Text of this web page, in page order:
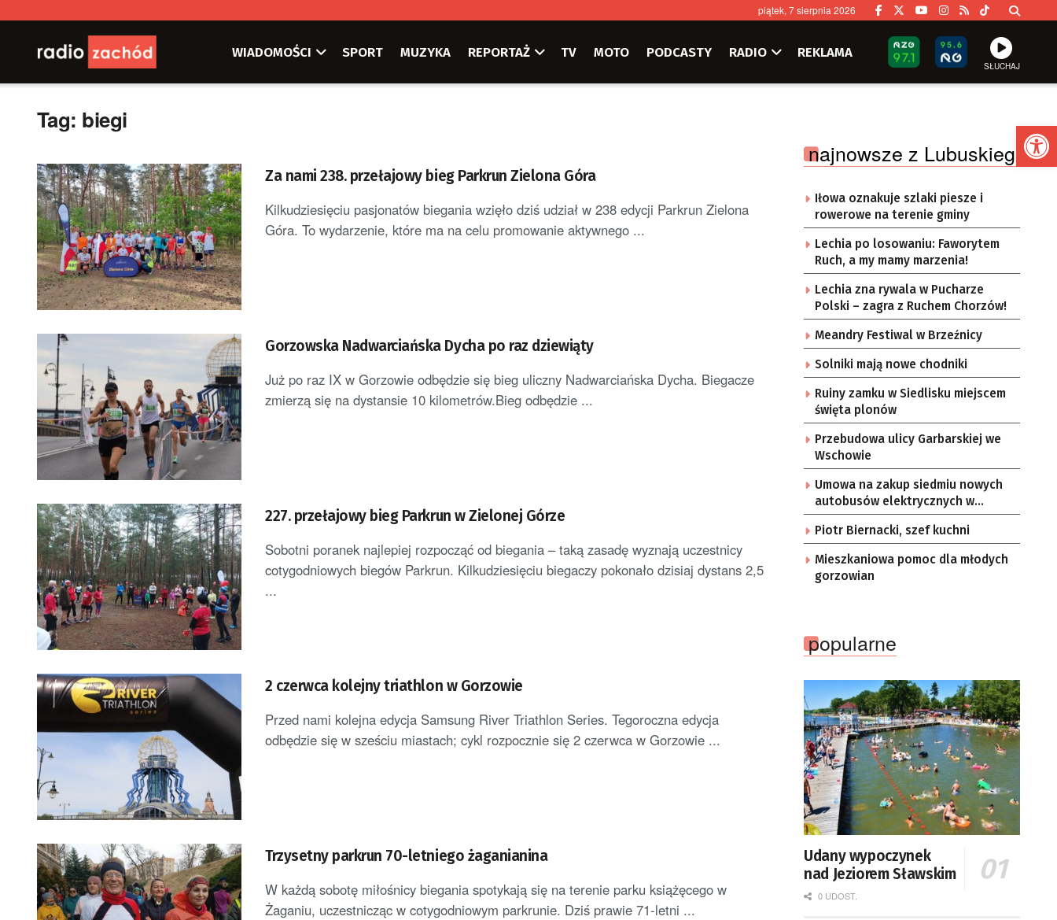
piątek, 7 sierpnia 2026
WIADOMOŚCI SPORT MUZYKA REPORTAŻ TV MOTO PODCASTY RADIO REKLAMA
SŁUCHAJ
Tag: biegi
Za nami 238. przełajowy bieg Parkrun Zielona Góra
Kilkudziesięciu pasjonatów biegania wzięło dziś udział w 238 edycji Parkrun Zielona
Góra. To wydarzenie, które ma na celu promowanie aktywnego ...
Gorzowska Nadwarciańska Dycha po raz dziewiąty
Już po raz IX w Gorzowie odbędzie się bieg uliczny Nadwarciańska Dycha. Biegacze
zmierzą się na dystansie 10 kilometrów.Bieg odbędzie ...
227. przełajowy bieg Parkrun w Zielonej Górze
Sobotni poranek najlepiej rozpocząć od biegania – taką zasadę wyznają uczestnicy
cotygodniowych biegów Parkrun. Kilkudziesięciu biegaczy pokonało dzisiaj dystans 2,5
...
2 czerwca kolejny triathlon w Gorzowie
Przed nami kolejna edycja Samsung River Triathlon Series. Tegoroczna edycja
odbędzie się w sześciu miastach; cykl rozpocznie się 2 czerwca w Gorzowie ...
Trzysetny parkrun 70-letniego żaganianina
W każdą sobotę miłośnicy biegania spotykają się na terenie parku książęcego w
Żaganiu, uczestnicząc w cotygodniowym parkrunie. Dziś prawie 71-letni ...
najnowsze z Lubuskiego
Iłowa oznakuje szlaki piesze i
rowerowe na terenie gminy
Lechia po losowaniu: Faworytem
Ruch, a my mamy marzenia!
Lechia zna rywala w Pucharze
Polski – zagra z Ruchem Chorzów!
Meandry Festiwal w Brzeźnicy
Solniki mają nowe chodniki
Ruiny zamku w Siedlisku miejscem
święta plonów
Przebudowa ulicy Garbarskiej we
Wschowie
Umowa na zakup siedmiu nowych
autobusów elektrycznych w
Zielonej Górze
Piotr Biernacki, szef kuchni
Mieszkaniowa pomoc dla młodych
gorzowian
popularne
Udany wypoczynek
nad Jeziorem Sławskim
0 UDOST.